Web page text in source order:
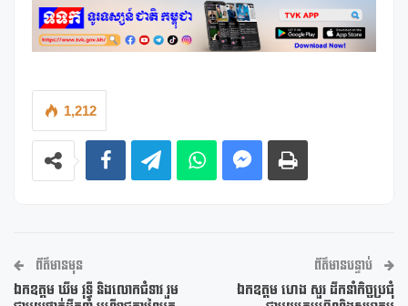
1,212
ព័ត៌មានមុន
ឯកឧត្តម ឃឹម វុទ្ធី និងលោកជំទាវ រួម
ព័ត៌មានបន្ទាប់
ឯកឧត្តម ហេង សួរ ដឹកនាំកិច្ចប្រជុំ